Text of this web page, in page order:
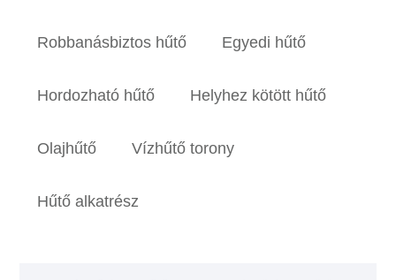
Robbanásbiztos hűtő Egyedi hűtő
Hordozható hűtő Helyhez kötött hűtő
Olajhűtő Vízhűtő torony
Hűtő alkatrész